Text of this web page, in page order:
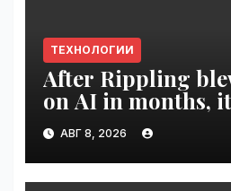
ТЕХНОЛОГИИ
After Rippling
on AI in months,
employee ROI tool |
VseTime.ru
АВГ 8, 2026